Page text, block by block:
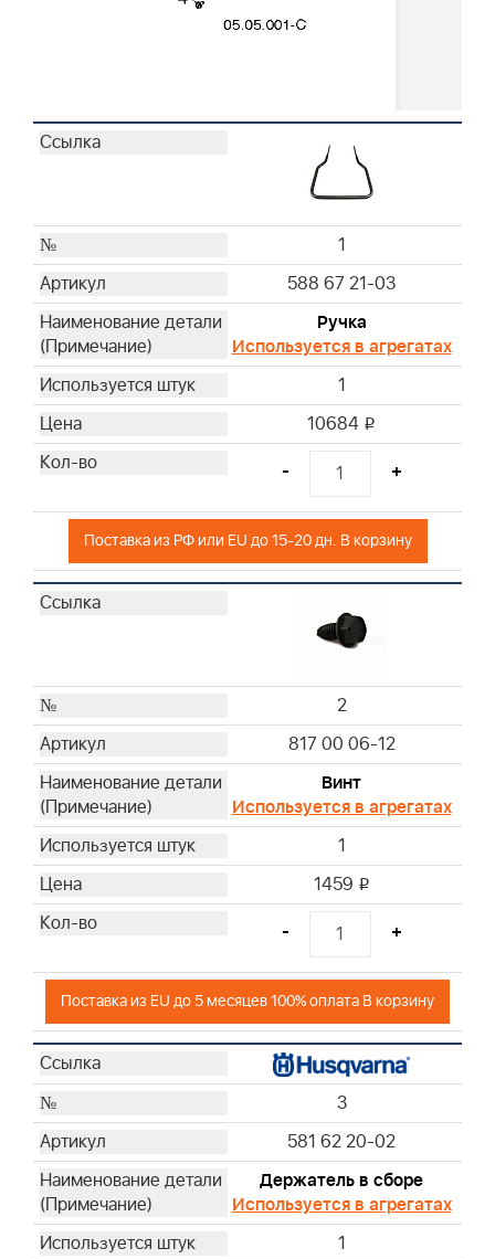
1
588 67 21-03
Ручка
Используется в агрегатах
1
10684 i
- +
Поставка из РФ или EU до 15-20 дн. В корзину
2
817 00 06-12
Винт
Используется в агрегатах
1
1459 i
- +
Поставка из EU до 5 месяцев 100% оплата В корзину
3
581 62 20-02
Держатель в сборе
Используется в агрегатах
1